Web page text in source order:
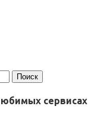
сервисах